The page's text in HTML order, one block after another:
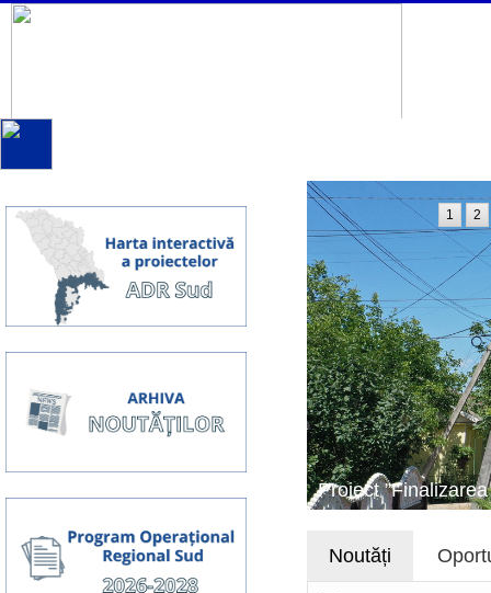
Proiect
1 2
Noutăți